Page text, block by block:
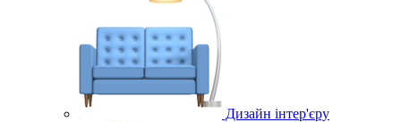
Дизайн інтер'єру